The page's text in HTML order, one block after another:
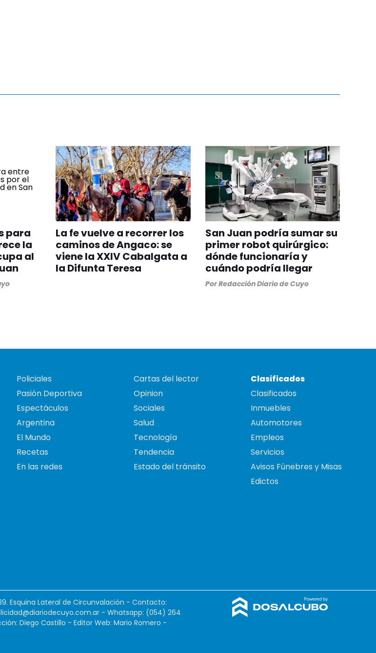
para
la
al
La fe vuelve a recorrer los
caminos de Angaco: se
viene la XXIV Cabalgata a
la Difunta Teresa
San Juan podría sumar su
primer robot quirúrgico:
dónde funcionaría y
cuándo podría llegar
PorRedacción Diario de Cuyo
Policiales
Pasión Deportiva
Espectáculos
Argentina
El Mundo
Recetas
En las redes
Cartas del lector
Opinion
Sociales
Salud
Tecnología
Tendencia
Estado del tránsito
Clasificados
Clasificados
Inmuebles
Automotores
Empleos
Servicios
Avisos Fúnebres y Misas
Edictos
Esquina Lateral de Circunvalación - Contacto:
- Whatsapp: (054) 264
Diego Castillo - Editor Web: Mario Romero -